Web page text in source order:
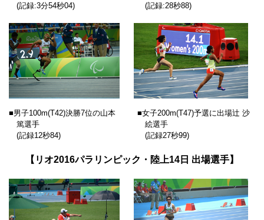
(記録:3分54秒04)
(記録:28秒88)
■男子100m(T42)決勝7位の山本
篤選手
(記録12秒84)
■女子200m(T47)予選に出場辻 沙
絵選手
(記録27秒99)
【リオ2016パラリンピック・陸上14日 出場選手】